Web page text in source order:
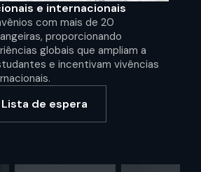
e internacionais
com mais de 20
proporcionando
globais que ampliam a
e incentivam vivências
Lista de espera